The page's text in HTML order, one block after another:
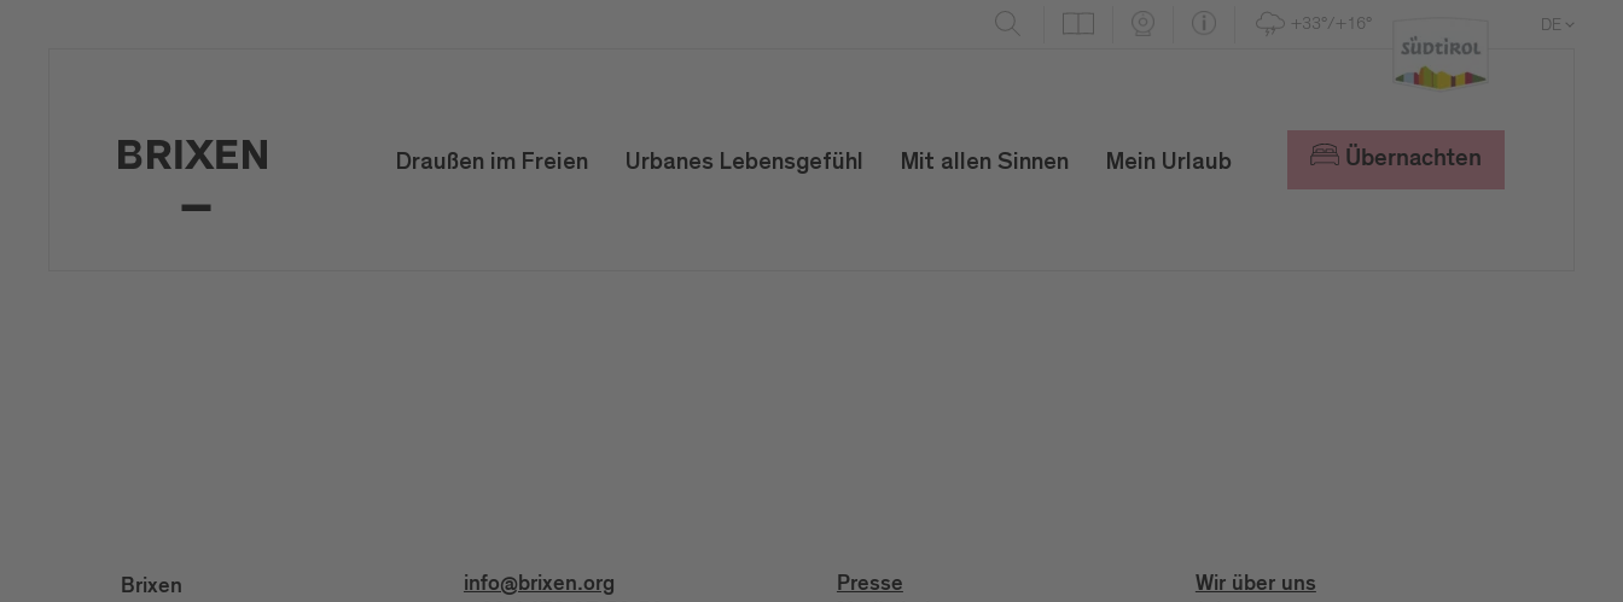
+33°/+16° DE
Draußen im Freien Urbanes Lebensgefühl Mit allen Sinnen Mein Urlaub Übernachten
Brixen
info@brixen.org
Presse
Wir über uns